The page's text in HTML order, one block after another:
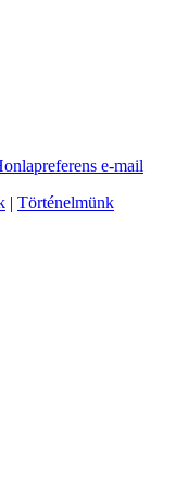
e-mail
| Történelmünk